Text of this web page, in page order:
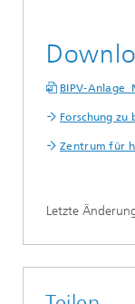
BIPV-
Forschung
Zentrum für
Letzte